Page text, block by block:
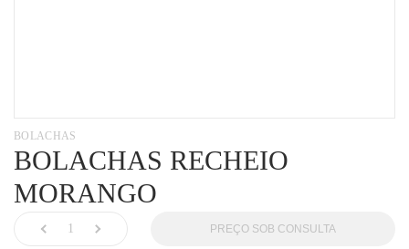
BOLACHAS
BOLACHAS RECHEIO
MORANGO
PREÇO SOB CONSULTA